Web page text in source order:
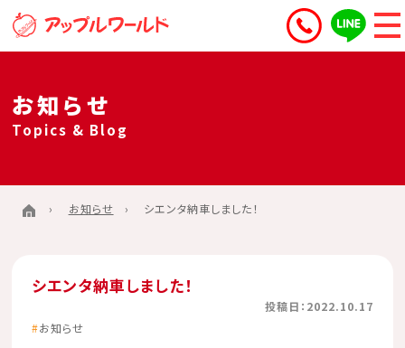
お知らせ
Topics & Blog
お知らせ シエンタ納車しました！
シエンタ納車しました！
投稿日：2022.10.17
お知らせ